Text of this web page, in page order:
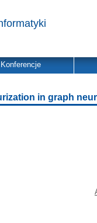
Konferencje
in graph